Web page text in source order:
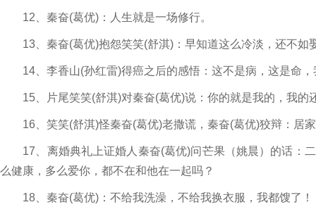
12、秦奋(葛优)：人生就是一场修行。
13、秦奋(葛优)抱怨笑笑(舒淇)：早知道这么冷淡，还不如
14、李香山(孙红雷)得癌之后的感悟：这不是病，这是命，
15、片尾笑笑(舒淇)对秦奋(葛优)说：你的就是我的，我的
16、笑笑(舒淇)怪秦奋(葛优)老撒谎，秦奋(葛优)狡辩：居
17、离婚典礼上证婚人秦奋(葛优)问芒果（姚晨）的话：
么健康，多么爱你，都不在和他在一起吗？
18、秦奋(葛优)：不给我洗澡，不给我换衣服，我都馊了！